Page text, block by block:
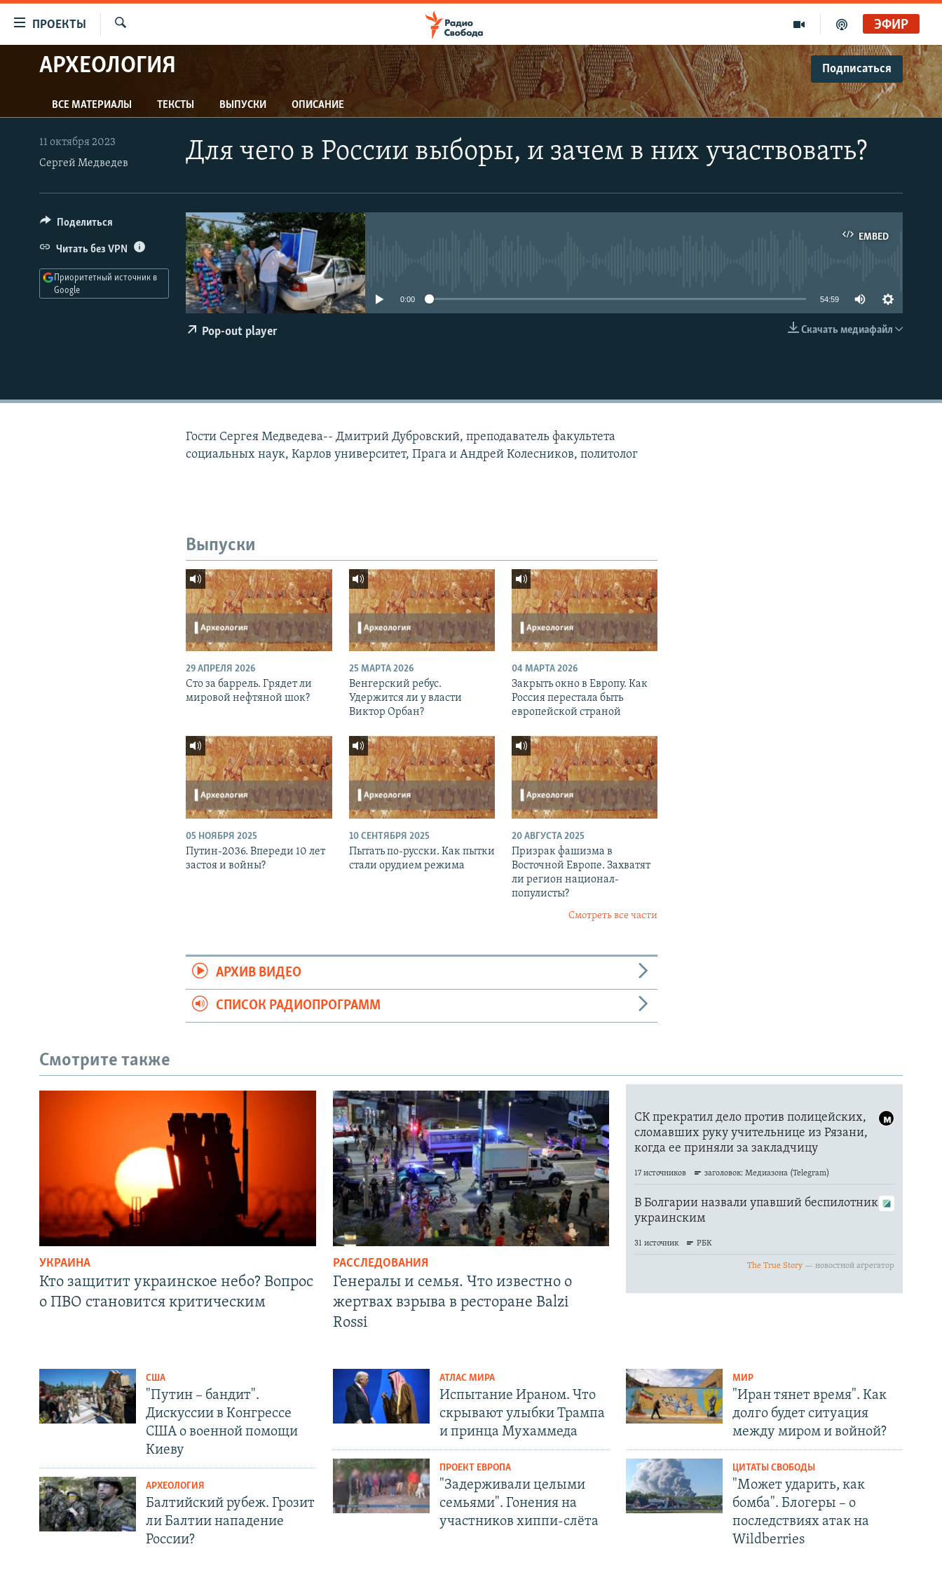
упрощенного
Вернуться
к
основному
содержанию
навигации
Вернутся
ПРОЕКТЫ
ПРОГРАММЫ
АВТОРСКИЕ ПРОЕКТЫ
ЦИТАТЫ СВОБОДЫ
МНЕНИЯ
КУЛЬТУРА
IDEL.РЕАЛИИ
КАВКАЗ.РЕАЛИИ
СЕВЕР.РЕАЛИИ
СИБИРЬ.РЕАЛИИ
ЭФИР
АРХЕОЛОГИЯ Подписаться
Apple Podcasts
CastBox
ВСЕ МАТЕРИАЛЫ ТЕКСТЫ ВЫПУСКИ ОПИСАНИЕ
Для чего в России выборы, и зачем в них участвовать?
11 октября 2023
Сергей Медведев
EMBED
EMBED
0:00 54:59
Скачать медиафайл
Pop-out player
Поделиться
Читать без VPN
Приоритетный источник в
Google
Гости Сергея Медведева-- Дмитрий Дубровский, преподаватель факультета
социальных наук, Карлов университет, Прага и Андрей Колесников, политолог
Выпуски
29 АПРЕЛЯ 2026
Сто за баррель. Грядет ли
мировой нефтяной шок?
25 МАРТА 2026
Венгерский ребус.
Удержится ли у власти
Виктор Орбан?
04 МАРТА 2026
Закрыть окно в Европу. Как
Россия перестала быть
европейской страной
05 НОЯБРЯ 2025
Путин-2036. Впереди 10 лет
застоя и войны?
10 СЕНТЯБРЯ 2025
Пытать по-русски. Как пытки
стали орудием режима
20 АВГУСТА 2025
Призрак фашизма в
Восточной Европе. Захватят
ли регион национал-
популисты?
Смотреть все части
АРХИВ ВИДЕО
СПИСОК РАДИОПРОГРАММ
Смотрите также
УКРАИНА
Кто защитит украинское небо? Вопрос
о ПВО становится критическим
РАССЛЕДОВАНИЯ
Генералы и семья. Что известно о
жертвах взрыва в ресторане Balzi
Rossi
США
"Путин – бандит".
Дискуссии в Конгрессе
США о военной помощи
Киеву
АРХЕОЛОГИЯ
Балтийский рубеж. Грозит
ли Балтии нападение
России?
АТЛАС МИРА
Испытание Ираном. Что
скрывают улыбки Трампа
и принца Мухаммеда
ПРОЕКТ ЕВРОПА
"Задерживали целыми
семьями". Гонения на
участников хиппи-слёта
МИР
"Иран тянет время". Как
долго будет ситуация
между миром и войной?
ЦИТАТЫ СВОБОДЫ
"Может ударить, как
бомба". Блогеры – о
последствиях атак на
Wildberries